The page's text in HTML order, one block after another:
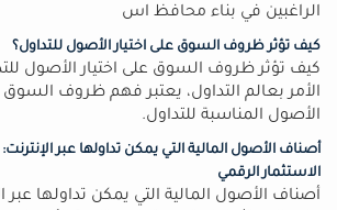
الراغبين في بناء محافظ اس
كيف تؤثر ظروف السوق على اختيار الأصول للتداول؟
كيف تؤثر ظروف السوق على اختيار الأصول
الأمر بعالم التداول، يعتبر فهم ظروف السوق
الأصول المناسبة للتداول.
أصناف الأصول المالية التي يمكن تداولها عبر
الاستثمار الرقمي
أصناف الأصول المالية التي يمكن تداولها عبر